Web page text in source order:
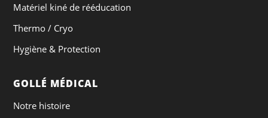
Matériel kiné de rééducation
Thermo / Cryo
Hygiène & Protection
GOLLÉ MÉDICAL
Notre histoire